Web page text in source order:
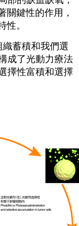
關鍵性的作用，
性。
蓄積和我們選
成了光動力療法
擇性富積和選擇